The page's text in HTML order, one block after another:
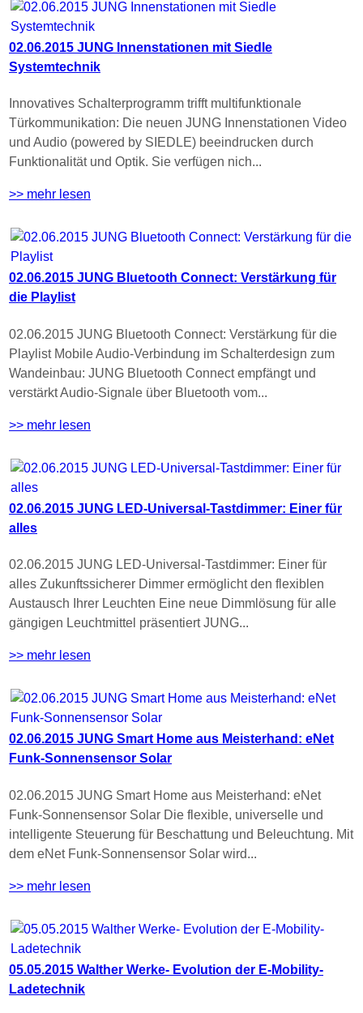
02.06.2015 JUNG Innenstationen mit Siedle
Systemtechnik
Innovatives Schalterprogramm trifft multifunktionale
Türkommunikation: Die neuen JUNG Innenstationen Video
und Audio (powered by SIEDLE) beeindrucken durch
Funktionalität und Optik. Sie verfügen nich...
>> mehr lesen
02.06.2015 JUNG Bluetooth Connect: Verstärkung für
die Playlist
02.06.2015 JUNG Bluetooth Connect: Verstärkung für die
Playlist Mobile Audio-Verbindung im Schalterdesign zum
Wandeinbau: JUNG Bluetooth Connect empfängt und
verstärkt Audio-Signale über Bluetooth vom...
>> mehr lesen
02.06.2015 JUNG LED-Universal-Tastdimmer: Einer für
alles
02.06.2015 JUNG LED-Universal-Tastdimmer: Einer für
alles Zukunftssicherer Dimmer ermöglicht den flexiblen
Austausch Ihrer Leuchten Eine neue Dimmlösung für alle
gängigen Leuchtmittel präsentiert JUNG...
>> mehr lesen
02.06.2015 JUNG Smart Home aus Meisterhand: eNet
Funk-Sonnensensor Solar
02.06.2015 JUNG Smart Home aus Meisterhand: eNet
Funk-Sonnensensor Solar Die flexible, universelle und
intelligente Steuerung für Beschattung und Beleuchtung. Mit
dem eNet Funk-Sonnensensor Solar wird...
>> mehr lesen
05.05.2015 Walther Werke- Evolution der E-Mobility-
Ladetechnik